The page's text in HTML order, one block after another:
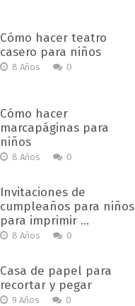
Cómo hacer teatro
casero para niños
8 Años 0
Cómo hacer
marcapáginas para
niños
8 Años 0
Invitaciones de
cumpleaños para niños
para imprimir …
8 Años 0
Casa de papel para
recortar y pegar
9 Años 0